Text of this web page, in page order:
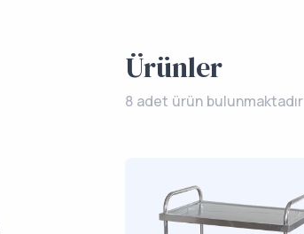
Ürünler
8 adet ürün bulunmaktadır